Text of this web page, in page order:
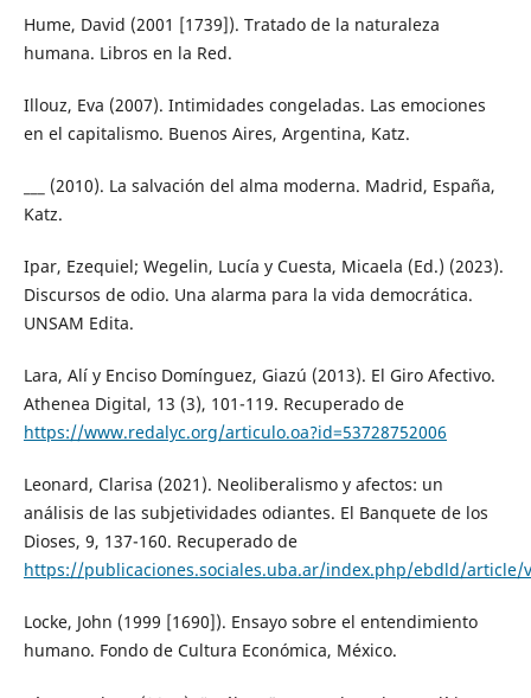
Hume, David (2001 [1739]). Tratado de la naturaleza
humana. Libros en la Red.
Illouz, Eva (2007). Intimidades congeladas. Las emociones
en el capitalismo. Buenos Aires, Argentina, Katz.
___ (2010). La salvación del alma moderna. Madrid, España,
Katz.
Ipar, Ezequiel; Wegelin, Lucía y Cuesta, Micaela (Ed.) (2023).
Discursos de odio. Una alarma para la vida democrática.
UNSAM Edita.
Lara, Alí y Enciso Domínguez, Giazú (2013). El Giro Afectivo.
Athenea Digital, 13 (3), 101-119. Recuperado de
https://www.redalyc.org/articulo.oa?id=53728752006
Leonard, Clarisa (2021). Neoliberalismo y afectos: un
análisis de las subjetividades odiantes. El Banquete de los
Dioses, 9, 137-160. Recuperado de
https://publicaciones.sociales.uba.ar/index.php/ebdld/article/
Locke, John (1999 [1690]). Ensayo sobre el entendimiento
humano. Fondo de Cultura Económica, México.